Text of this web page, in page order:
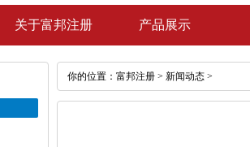
关于富邦注册 产品展示
你的位置： 富邦注册 > 新闻动态 >